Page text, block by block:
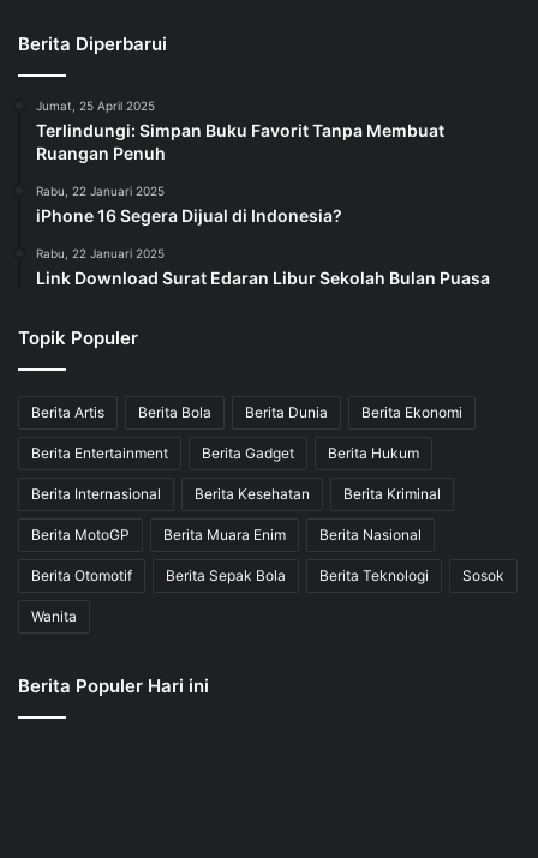
Berita Diperbarui
Jumat, 25 April 2025
Terlindungi: Simpan Buku Favorit Tanpa Membuat
Ruangan Penuh
Rabu, 22 Januari 2025
iPhone 16 Segera Dijual di Indonesia?
Rabu, 22 Januari 2025
Link Download Surat Edaran Libur Sekolah Bulan Puasa
Topik Populer
Berita Artis Berita Bola Berita Dunia Berita Ekonomi
Berita Entertainment Berita Gadget Berita Hukum
Berita Internasional Berita Kesehatan Berita Kriminal
Berita MotoGP Berita Muara Enim Berita Nasional
Berita Otomotif Berita Sepak Bola Berita Teknologi Sosok
Wanita
Berita Populer Hari ini